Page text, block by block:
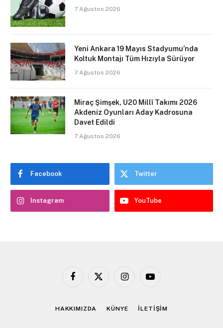
7 Ağustos 2026
Yeni Ankara 19 Mayıs Stadyumu’nda
Koltuk Montajı Tüm Hızıyla Sürüyor
7 Ağustos 2026
Miraç Şimşek, U20 Millî Takımı 2026
Akdeniz Oyunları Aday Kadrosuna
Davet Edildi
7 Ağustos 2026
Facebook Twitter
Instagram YouTube
Facebook
X
InstagramYouTube
HAKKIMIZDA KÜNYE İLETİŞİM